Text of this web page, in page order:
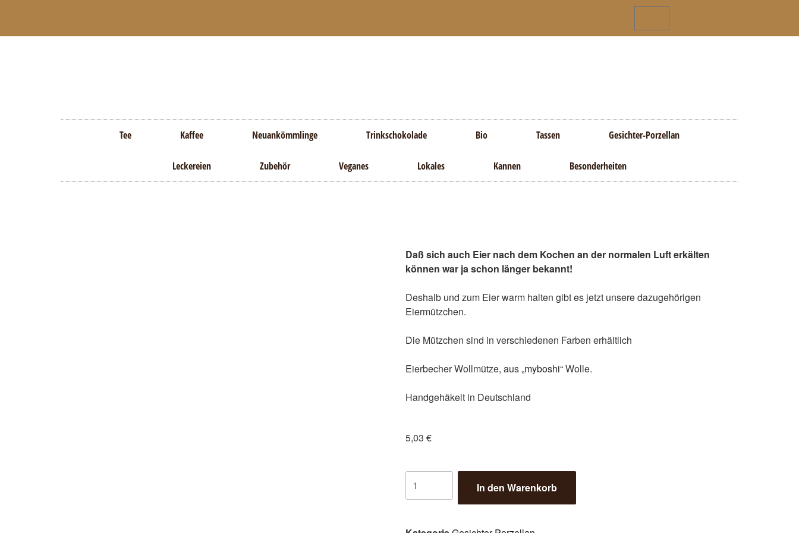
Tee Kaffee Neuankömmlinge Trinkschokolade Bio Tassen Gesichter-Porzellan
Leckereien Zubehör Veganes Lokales Kannen Besonderheiten
Daß sich auch Eier nach dem Kochen an der normalen Luft erkälten
können war ja schon länger bekannt!
Deshalb und zum Eier warm halten gibt es jetzt unsere dazugehörigen
Eiermützchen.
Die Mützchen sind in verschiedenen Farben erhältlich
Eierbecher Wollmütze, aus„myboshi“Wolle.
Handgehäkelt in Deutschland
5,03 €
In den Warenkorb